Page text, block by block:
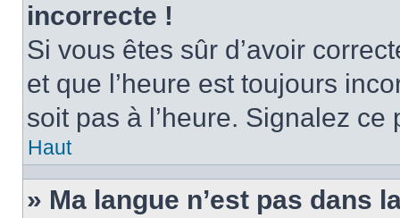
incorrecte !
Si vous êtes sûr d’avoir
et que l’heure est toujours
soit pas à l’heure. Signalez
Haut
» Ma langue n’est pas dans